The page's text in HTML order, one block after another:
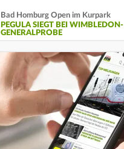
Bad Homburg Open im Kurpark
PEGULA SIEGT BEI WIMBLEDON-
GENERALPROBE